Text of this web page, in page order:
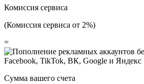
Комиссия сервиса
(Комиссия сервиса от 2%)
=
Сумма вашего счета